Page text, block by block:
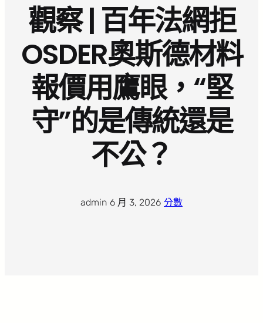
觀察 | 百年法網拒
OSDER奧斯德材料
報價用鷹眼，“堅
守”的是傳統還是
不公？
admin 6 月 3, 2026 分數